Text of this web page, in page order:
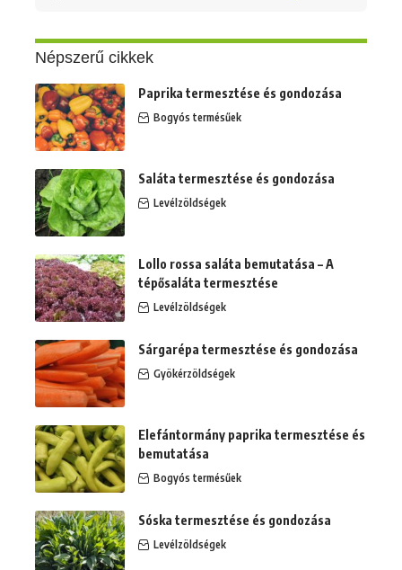
Népszerű cikkek
Paprika termesztése és gondozása
Bogyós termésűek
Saláta termesztése és gondozása
Levélzöldségek
Lollo rossa saláta bemutatása – A
tépősaláta termesztése
Levélzöldségek
Sárgarépa termesztése és gondozása
Gyökérzöldségek
Elefántormány paprika termesztése és
bemutatása
Bogyós termésűek
Sóska termesztése és gondozása
Levélzöldségek